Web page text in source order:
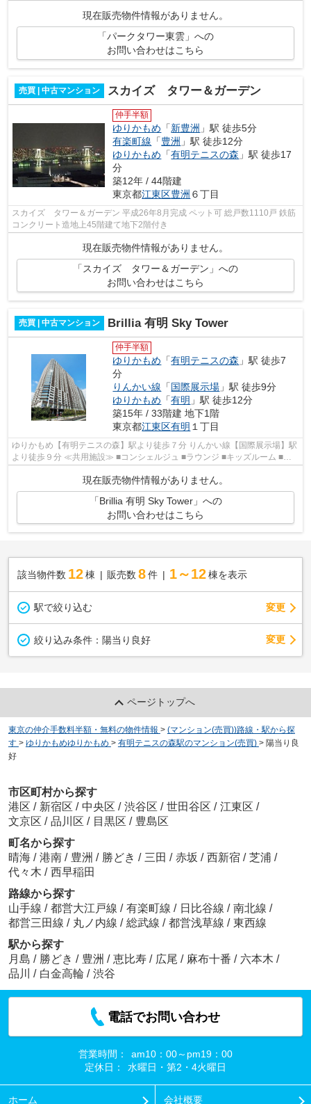
現在販売物件情報がありません。
「パークタワー東雲」への
お問い合わせはこちら
売買 | 中古マンション スカイズ タワー＆ガーデン
仲手半額
ゆりかもめ 「新豊洲 」駅 徒歩5分
有楽町線 「豊洲 」駅 徒歩12分
ゆりかもめ 「有明テニスの森 」駅 徒歩17
分
築12年 / 44階建
東京都江東区豊洲 ６丁目
スカイズ タワー＆ガーデン 平成26年8月完成 ペット可 総戸数1110戸 鉄筋
コンクリート造地上45階建て地下2階付き
現在販売物件情報がありません。
「スカイズ タワー＆ガーデン」への
お問い合わせはこちら
売買 | 中古マンション Brillia 有明 Sky Tower
仲手半額
ゆりかもめ 「有明テニスの森 」駅 徒歩7
分
りんかい線 「国際展示場 」駅 徒歩9分
ゆりかもめ 「有明 」駅 徒歩12分
築15年 / 33階建 地下1階
東京都江東区有明 １丁目
ゆりかもめ【有明テニスの森】駅より徒歩７分 りんかい線【国際展示場】駅
より徒歩９分 ≪共用施設≫ ■コンシェルジュ ■ラウンジ ■キッズルーム ■プ
ライベートテラス ■プール・ジム ■オ...
現在販売物件情報がありません。
「Brillia 有明 Sky Tower」への
お問い合わせはこちら
該当物件数 12棟 販売数 8 件 1～12 棟を表示
駅で絞り込む 変更
絞り込み条件： 陽当り良好 変更
ページトップへ
東京の仲介手数料半額・無料の物件情報 > (マンション(売買))路線・駅から探
す > ゆりかもめゆりかもめ > 有明テニスの森駅のマンション(売買) > 陽当り良
好
市区町村から探す
港区 / 新宿区 / 中央区 / 渋谷区 / 世田谷区 / 江東区 /
文京区 / 品川区 / 目黒区 / 豊島区
町名から探す
晴海 / 港南 / 豊洲 / 勝どき / 三田 / 赤坂 / 西新宿 / 芝浦 /
代々木 / 西早稲田
路線から探す
山手線 / 都営大江戸線 / 有楽町線 / 日比谷線 / 南北線 /
都営三田線 / 丸ノ内線 / 総武線 / 都営浅草線 / 東西線
駅から探す
月島 / 勝どき / 豊洲 / 恵比寿 / 広尾 / 麻布十番 / 六本木 /
品川
/ 白金高輪 / 渋谷
電話でお問い合わせ
営業時間：
am10：00～pm19：00
定休日：
水曜日・第2・4火曜日
ホーム 会社概要